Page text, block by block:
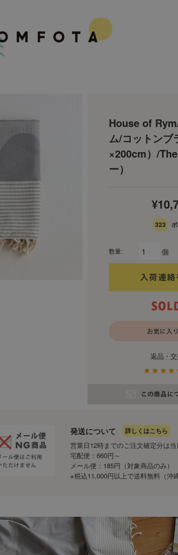
House of
ム/コットンブ
×200cm）/
ー）
323
数量: 個
返品・
発送について 詳しくはこちら
営業日12時までのご注文確定分は当
宅配便：660円～
メール便：185円（対象商品のみ）
※税込11,000円以上で送料無料（沖